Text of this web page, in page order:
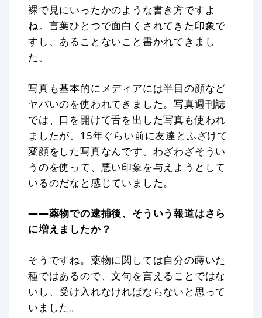
裸で見にいったかのような書き方ですよ
ね。言葉ひとつで面白くされてきた印象で
すし、あることないこと書かれてきまし
た。
写真も基本的にメディアには半目の顔など
ヤバいのを使われてきました。写真週刊誌
では、口を開けて舌を出した写真も使われ
ましたが、15年ぐらい前に友達とふざけて
変顔をした写真なんです。わざわざそうい
うのを使って、悪い印象を与えようとして
いるのだなと感じていました。
——薬物での逮捕後、そういう報道はさら
に増えましたか？
そうですね。薬物に関しては自分の蒔いた
種ではあるので、文句を言えることではな
いし、受け入れなければならないと思って
いました。